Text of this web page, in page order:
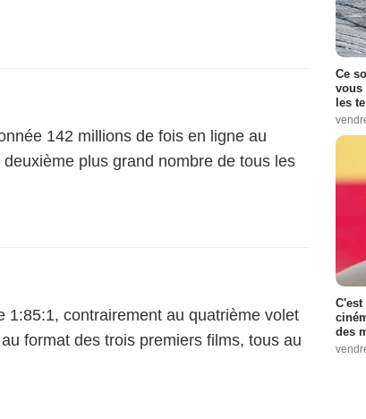
142 millions de fois en ligne au
plus grand nombre de tous les
1:85:1, contrairement au quatrième volet
format des trois premiers films, tous au
Ce
vous
les
des